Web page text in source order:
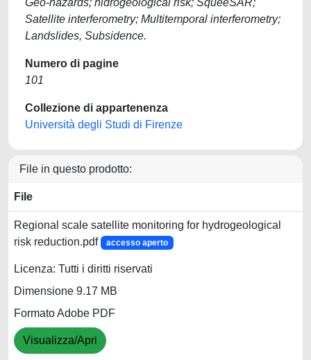
Geo-hazards; hidrogeological risk; SqueeSAR;
Satellite interferometry; Multitemporal interferometry;
Landslides, Subsidence.
Numero di pagine
101
Collezione di appartenenza
Università degli Studi di Firenze
File in questo prodotto:
File
Regional scale satellite monitoring for hydrogeological
risk reduction.pdf
accesso aperto
Licenza: Tutti i diritti riservati
Dimensione 9.17 MB
Formato Adobe PDF
Visualizza/Apri